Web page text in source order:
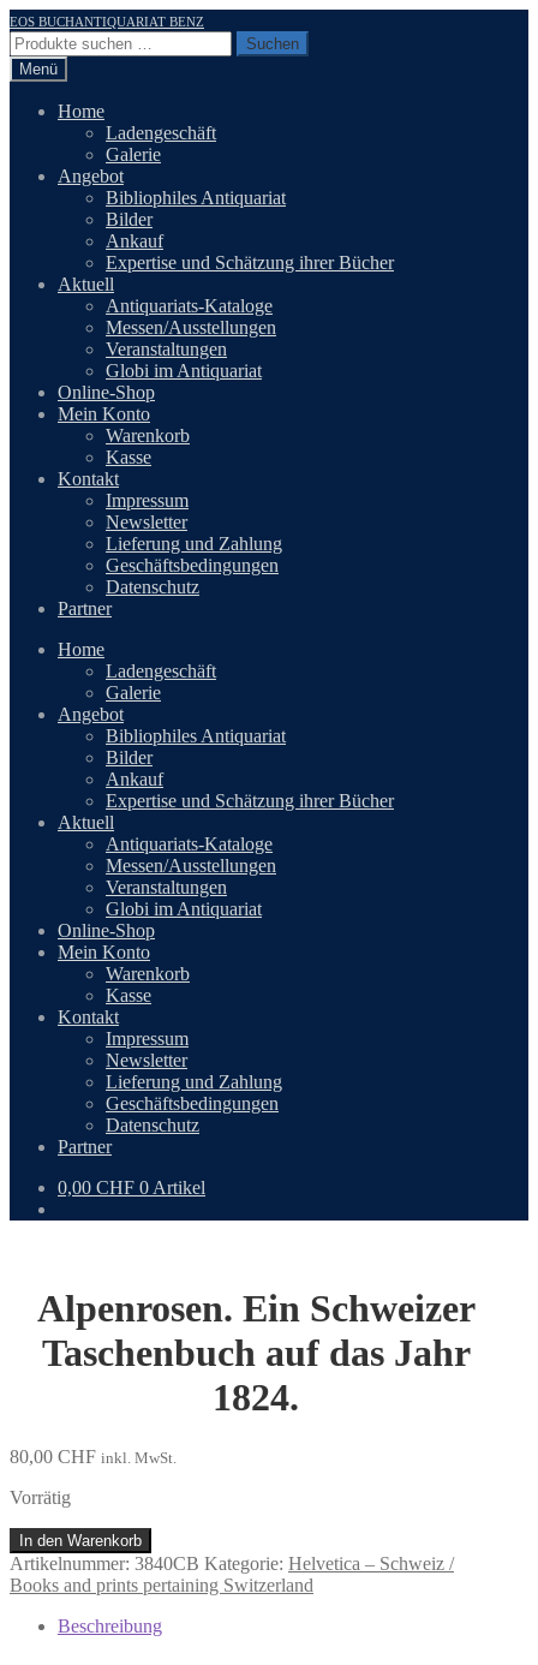
Zur
Navigation
springen
Zum
Inhalt
springen
EOS BUCHANTIQUARIAT BENZ
Suchen
nach:
Suchen
Menü
Home
Ladengeschäft
Galerie
Angebot
Bibliophiles Antiquariat
Bilder
Ankauf
Expertise und Schätzung ihrer Bücher
Aktuell
Antiquariats-Kataloge
Messen/Ausstellungen
Veranstaltungen
Globi im Antiquariat
Online-Shop
Mein Konto
Warenkorb
Kasse
Kontakt
Impressum
Newsletter
Lieferung und Zahlung
Geschäftsbedingungen
Datenschutz
Partner
Home
Ladengeschäft
Galerie
Angebot
Bibliophiles Antiquariat
Bilder
Ankauf
Expertise und Schätzung ihrer Bücher
Aktuell
Antiquariats-Kataloge
Messen/Ausstellungen
Veranstaltungen
Globi im Antiquariat
Online-Shop
Mein Konto
Warenkorb
Kasse
Kontakt
Impressum
Newsletter
Lieferung und Zahlung
Geschäftsbedingungen
Datenschutz
Partner
0,00 CHF 0 Artikel
Alpenrosen. Ein Schweizer
Taschenbuch auf das Jahr
1824.
80,00 CHF inkl. MwSt.
Vorrätig
Alpenrosen.
Ein
Schweizer
Taschenbuch
In den Warenkorb
Artikelnummer: 3840CB Kategorie: Helvetica – Schweiz /
Books and prints pertaining Switzerland
Beschreibung